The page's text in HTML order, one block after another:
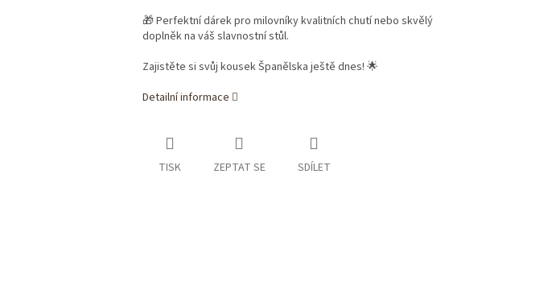
🎁 Perfektní dárek pro milovníky kvalitních chutí nebo skvělý
doplněk na váš slavnostní stůl.
Zajistěte si svůj kousek Španělska ještě dnes! 🌟
Detailní informace
TISK ZEPTAT SE SDÍLET